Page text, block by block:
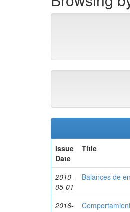
Issue
Date
Title
2010-
05-01
Balances de
2016-